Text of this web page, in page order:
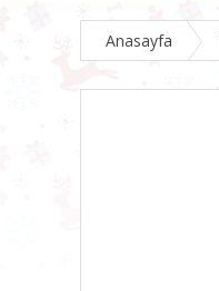
Anasayfa